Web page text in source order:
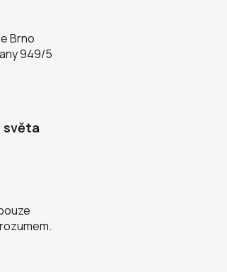
Brno
949/5
světa